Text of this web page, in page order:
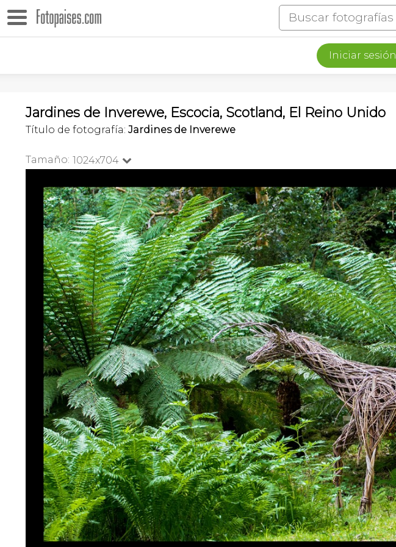
Iniciar sesión
Jardines de Inverewe, Escocia, Scotland, El Reino Unido
Título de fotografía: Jardines de Inverewe
Tamaño: 1024x704 